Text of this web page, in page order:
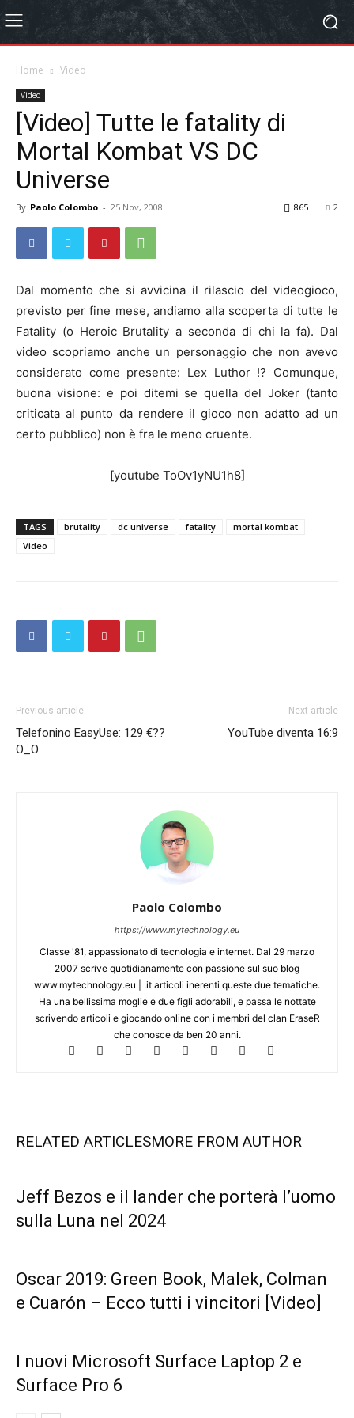
Home Video
Video
[Video] Tutte le fatality di
Mortal Kombat VS DC
Universe
By Paolo Colombo - 25 Nov, 2008 2
865
Dal momento che si avvicina il rilascio del videogioco,
previsto per fine mese, andiamo alla scoperta di tutte le
Fatality (o Heroic Brutality a seconda di chi la fa). Dal
video scopriamo anche un personaggio che non avevo
considerato come presente: Lex Luthor !? Comunque,
buona visione: e poi ditemi se quella del Joker (tanto
criticata al punto da rendere il gioco non adatto ad un
certo pubblico) non è fra le meno cruente.
[youtube ToOv1yNU1h8]
TAGS brutality dc universe fatality
mortal kombat
Video
Previous article
Telefonino EasyUse: 129 €??
O_O
Next article
YouTube diventa 16:9
Paolo Colombo
https://www.mytechnology.eu
Classe '81, appassionato di tecnologia e internet. Dal 29 marzo
2007 scrive quotidianamente con passione sul suo blog
www.mytechnology.eu | .it articoli inerenti queste due tematiche.
Ha una bellissima moglie e due figli adorabili, e passa le nottate
scrivendo articoli e giocando online con i membri del clan EraseR
che conosce da ben 20 anni.
RELATED ARTICLESMORE FROM AUTHOR
Jeff Bezos e il lander che porterà l’uomo
sulla Luna nel 2024
Oscar 2019: Green Book, Malek, Colman
e Cuarón – Ecco tutti i vincitori [Video]
I nuovi Microsoft Surface Laptop 2 e
Surface Pro 6